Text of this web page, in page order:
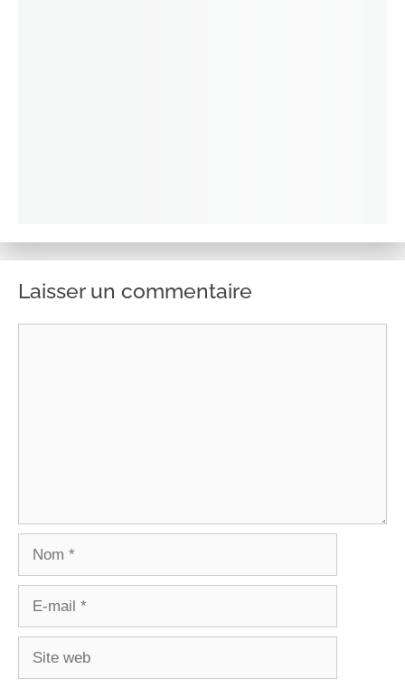
Laisser un commentaire